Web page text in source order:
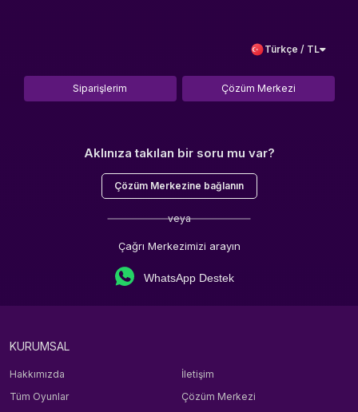
Türkçe / TL
Siparişlerim Çözüm Merkezi
Aklınıza takılan bir soru mu var?
Çözüm Merkezine bağlanın
veya
Çağrı Merkezimizi arayın
WhatsApp Destek
KURUMSAL
Hakkımızda
İletişim
Tüm Oyunlar
Çözüm Merkezi